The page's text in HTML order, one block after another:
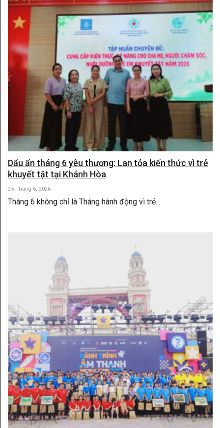
Dấu ấn tháng 6 yêu thương: Lan tỏa kiến thức vì trẻ
khuyết tật tại Khánh Hòa
25 Tháng 6, 2026
Tháng 6 không chỉ là Tháng hành động vì trẻ...